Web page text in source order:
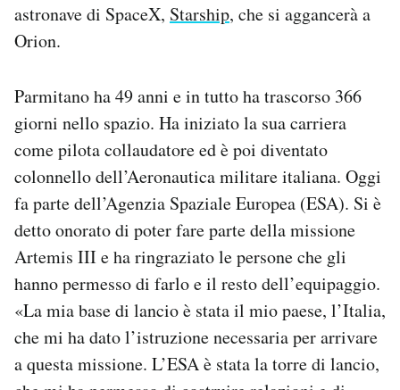
astronave di SpaceX, Starship, che si aggancerà a
Orion.
Parmitano ha 49 anni e in tutto ha trascorso 366
giorni nello spazio. Ha iniziato la sua carriera
come pilota collaudatore ed è poi diventato
colonnello dell’Aeronautica militare italiana. Oggi
fa parte dell’Agenzia Spaziale Europea (ESA). Si è
detto onorato di poter fare parte della missione
Artemis III e ha ringraziato le persone che gli
hanno permesso di farlo e il resto dell’equipaggio.
«La mia base di lancio è stata il mio paese, l’Italia,
che mi ha dato l’istruzione necessaria per arrivare
a questa missione. L’ESA è stata la torre di lancio,